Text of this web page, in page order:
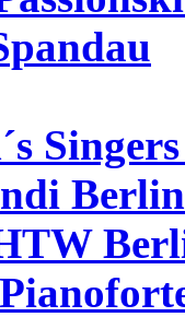
Berlin